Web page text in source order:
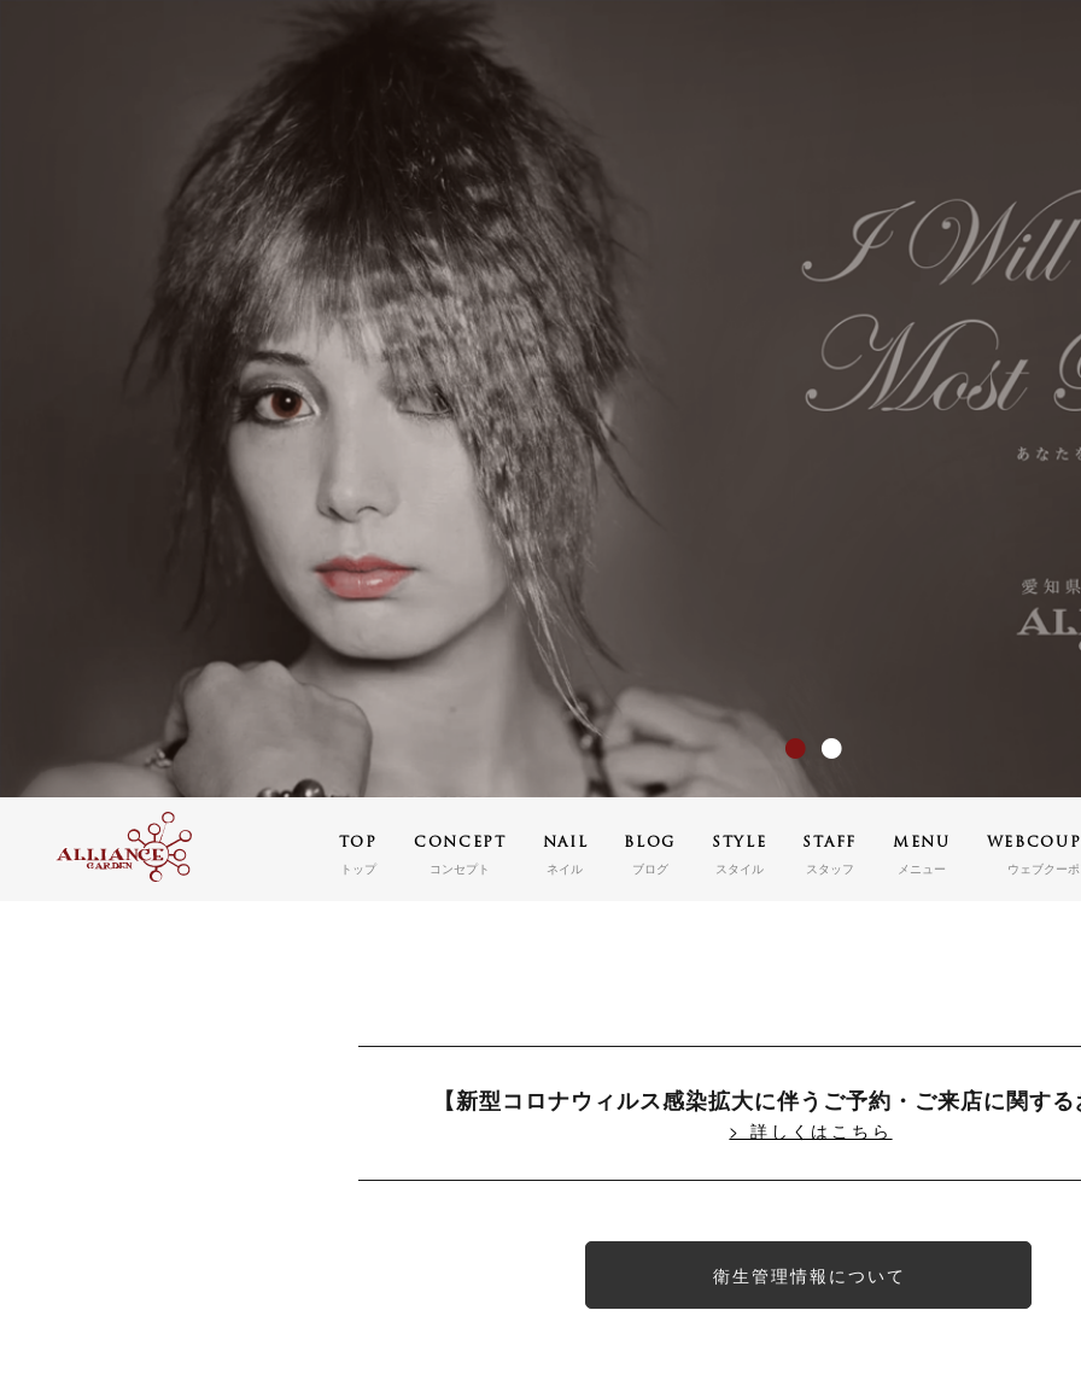
NAIL
ネイル
BLOG
ブログ
STYLE
リクルート
ONLINE SHOP
ご予約はこちらから
TOP
トップ
CONCEPT
コンセプト
NAIL
ネイル
BLOG
ブログ
STYLE
スタイル
STAFF
スタッフ
MENU
メニュー ウェブクー
【新型コロナウィルス感染拡大に伴う ご予約・ご来店に関する
> 詳しくはこちら
衛生管理情報について